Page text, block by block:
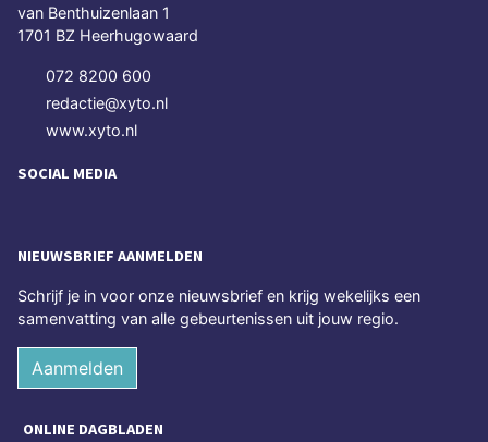
van Benthuizenlaan 1
1701 BZ Heerhugowaard
072 8200 600
redactie@xyto.nl
www.xyto.nl
SOCIAL MEDIA
NIEUWSBRIEF AANMELDEN
Schrijf je in voor onze nieuwsbrief en krijg wekelijks een
samenvatting van alle gebeurtenissen uit jouw regio.
Aanmelden
ONLINE DAGBLADEN